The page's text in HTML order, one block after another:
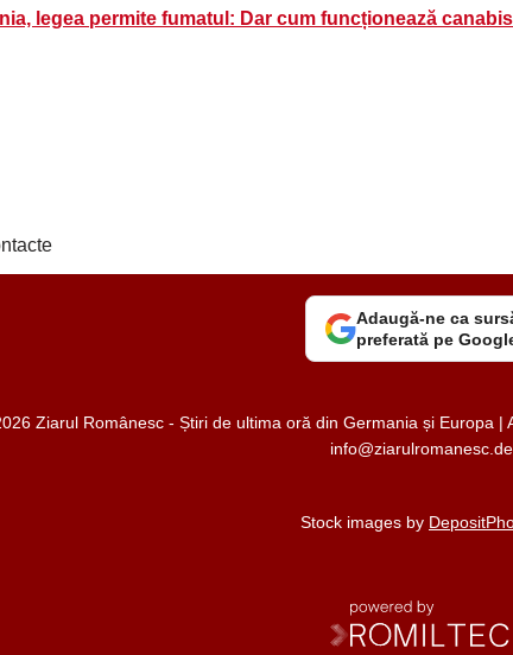
legea permite fumatul: Dar cum funcționează
Adaugă-ne ca
preferată pe
Ziarul Românesc - Știri de ultima oră din Germania și Europa
info@ziarulromanesc.de
Stock images by